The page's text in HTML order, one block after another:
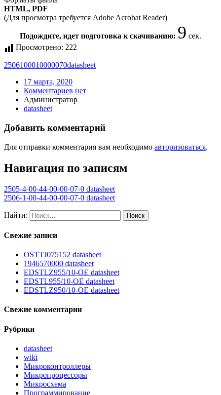
HTML, PDF
(Для просмотра требуется Adobe Acrobat Reader)
Подождите, идет подготовка к скачиванию: 9 сек.
Просмотрено: 222
2506100010000070datasheet
17 марта, 2020
Комментариев нет
Администратор
datasheet
Добавить комментарий
Для отправки комментария вам необходимо авторизоваться.
Навигация по записям
2505-4-00-44-00-00-07-0 datasheet
2506-1-00-44-00-00-07-0 datasheet
Найти:
Свежие записи
OSTTJ075152 datasheet
1946570000 datasheet
EDSTLZ955/10-OE datasheet
EDSTL955/10-OE datasheet
EDSTLZ950/10-OE datasheet
Свежие комментарии
Рубрики
datasheet
wiki
Микроконтроллеры
Микропроцессоры
Микросхема
Программирование